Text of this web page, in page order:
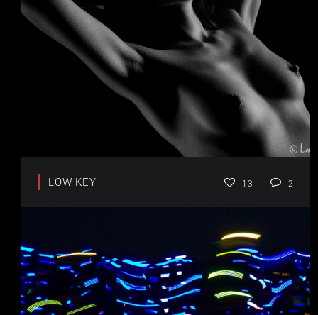
LOW KEY 13 2